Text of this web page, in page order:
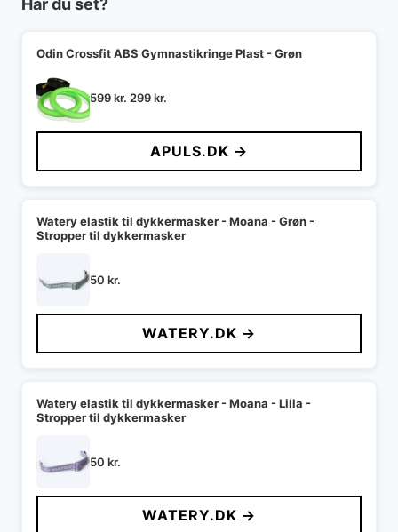
Har du set?
Odin Crossfit ABS Gymnastikringe Plast - Grøn
599kr. Den
pris
599 kr..
299kr.
pris
er:
299 kr..
APULS.DK →
Watery elastik til dykkermasker - Moana - Grøn -
Stropper til dykkermasker
50 kr.
WATERY.DK →
Watery elastik til dykkermasker - Moana - Lilla -
Stropper til dykkermasker
50 kr.
WATERY.DK →